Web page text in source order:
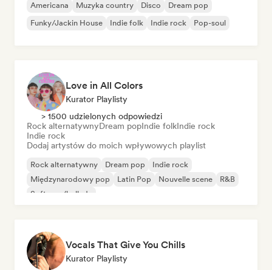
Americana Muzyka country Disco
Dream pop
Funky/Jackin House
Indie folk Indie rock Pop-soul
Love in All Colors
Kurator Playlisty
> 1500 udzielonych odpowiedzi
Rock alternatywnyDream popIndie folkIndie rock
Indie rock
Dodaj artystów do moich wpływowych playlist
Rock alternatywny Dream pop
Indie rock
Międzynarodowy pop
Latin Pop Nouvelle scene
R&B
Soft pop/ballada
Vocals That Give You Chills
Kurator Playlisty